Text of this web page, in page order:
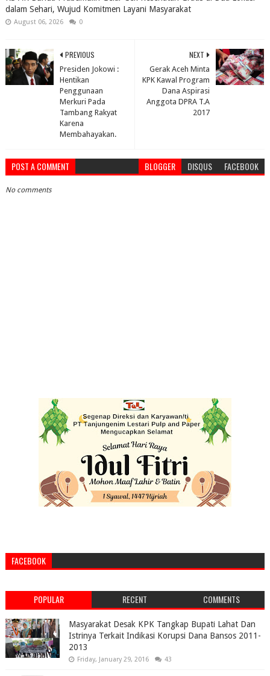
dalam Sehari, Wujud Komitmen Layani Masyarakat
August 06, 2026 0
NEXT
Gerak Aceh Minta
KPK Kawal Program
Dana Aspirasi
Anggota DPRA T.A
2017
PREVIOUS
Presiden Jokowi :
Hentikan
Penggunaan
Merkuri Pada
Tambang Rakyat
Karena
Membahayakan.
POST A COMMENT BLOGGER DISQUS FACEBOOK
No comments
FACEBOOK
POPULAR RECENT COMMENTS
Masyarakat Desak KPK Tangkap Bupati Lahat Dan
Istrinya Terkait Indikasi Korupsi Dana Bansos 2011-
2013
Friday, January 29, 2016 43